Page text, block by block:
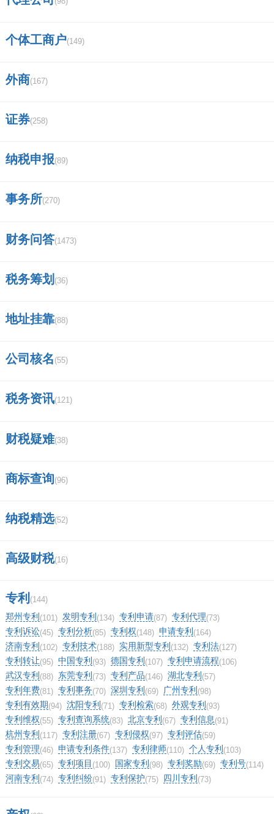
(1) 应纳税额=应纳税记载的金额(或者费用、收
入额)×适用税率
剂、补偿、易货等合同
按购销金额0.3‰贴花
查调整？
增值税纳税申报表中的第6栏（纳税检查调整的
料表一第2行第6列中录入就可以了。增值税纳税
纳税申报表中的第6栏（纳税检查调整的销售
查、并按适用税率计算调整的应税货物和应税劳
务的销售额；而不填报纳税人自查要调增销售
额”栏数据。
六、增值税纳税申报表依据什么填列的？
会计报表上的项目填写的，是根据明细账填列
的。
1、根据主营业务收入填写本月数、累计数。
2、销售货物产生的销项税。
7、免、抵、退办法出口货物的销售额。
11、应交税金－应交增值税（销项税）本月合计
数累计数。
个体工商户(149)
外商(167)
证券(258)
纳税申报(89)
事务所(270)
财务问答(1473)
税务筹划 (36)
地址挂靠(88)
公司核名 (55)
税务资讯(121)
财税疑难(38)
商标查询(96)
纳税精选(52)
高级财税(16)
专利 (144)
郑州专利 (101) 发明专利 (134) 专利申请(87) 专利代理(73)
专利诉讼(45) 专利分析(85) 专利权(148) 申请专利 (164)
济南专利 (102) 专利技术(188) 实用新型专利 (132) 专利法(127)
专利转让(95) 中国专利 (93) 德国专利 (107) 专利申请流程(106)
武汉专利 (88) 东莞专利 (73) 专利产品(146) 湖北专利 (57)
专利年费(81) 专利事务(70) 深圳专利 (69) 广州专利 (98)
专利有效期(94) 沈阳专利 (71) 专利检索(68) 外观专利 (93)
专利维权(55) 专利查询系统(83) 北京专利 (67) 专利信息(91)
杭州专利 (117) 专利注册(67) 专利侵权(97) 专利评估(59)
专利管理(46) 申请专利条件(137) 专利律师(110) 个人专利 (103)
专利交易(65) 专利项目 (100) 国家专利 (98) 专利奖励(69) 专利号(114)
河南专利 (74) 专利纠纷(91) 专利保护(75) 四川专利 (73)